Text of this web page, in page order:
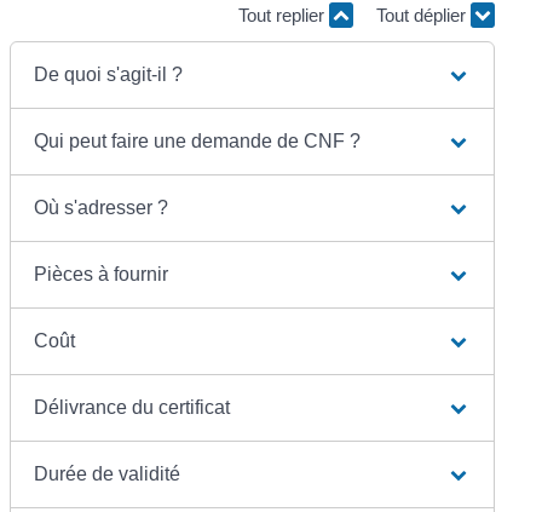
Tout replier Tout déplier
De quoi s'agit-il ?
Qui peut faire une demande de CNF ?
Où s'adresser ?
Pièces à fournir
Coût
Délivrance du certificat
Durée de validité